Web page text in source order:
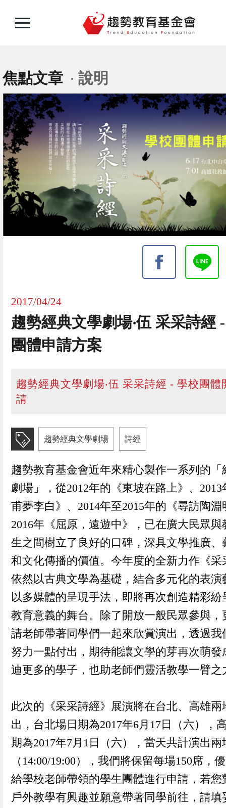
焦點文章 說明
2017/04/24
趨勢經典文學劇場‧伍 采采詩經
團體申請方案
趨勢經典文學劇場‧伍 采采詩經 - 學校團體
請
趨勢經典文學劇場 詩經
趨勢教育基金會近年來精心製作一系列的「
劇場」，從2012年的《東坡在路上》、2013
甫夢李白》、2014年至2015年的《尋訪陶淵
2016年《屈原，遠遊中》，已在廣大民眾與
生之間樹立了良好的口碑，深具文學推廣、
和文化傳播的價值。今年度的全新力作《采
依然以古典文學為基礎，結合多元化的表演
以多媒體的呈現手法，即將再次創造精彩紛
教育意義的舞台。除了開放一般民眾參與，
請老師帶著同學們一起來欣賞演出，透過我
努力一點付出，期待能讓文學的芽再次萌發
迪更多的學子，也助老師們靈活教學一臂之
此次的《采采詩經》展演將在台北、高雄兩
出，台北場日期為2017年6月17日（六），
期為2017年7月1日（六），當天共計演出兩
（14:00/19:00），我們將保留每場150席，
給學校老師帶領的學生團體進行申請，若您
戶外教學有興趣並願意帶著同學前往，請填